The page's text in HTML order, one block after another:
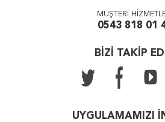
MÜŞTERİ
0543 818 01
BİZİ TAKİP
UYGULAMAMIZI